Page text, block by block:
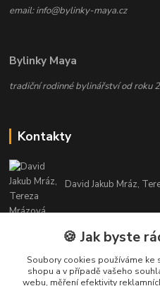
email: info@bylinky-maya.cz
Bylinky Maya
tradiční rodinné bylinářství od roku
Kontakty
David Jakub Mráz,
info@bylinky-maya.cz
🍪 Jak byste
Soubory cookies používáme ke
shopu a v případě vašeho
webu, měření efektivity